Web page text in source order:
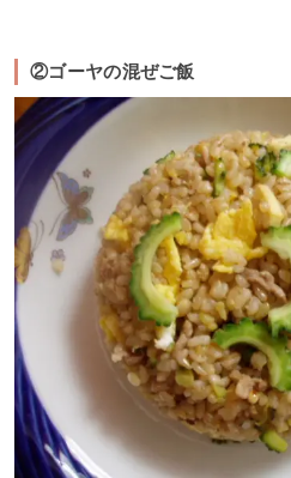
②ゴーヤの混ぜご飯